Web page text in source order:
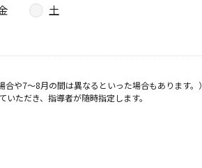
土
や7～8月の間は異なるといった場合もあります。）
ただき、指導者が随時指定します。